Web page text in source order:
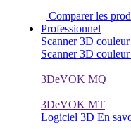
Comparer les
Professionnel
Scanner 3D couleur
Scanner 3D couleur
3DeVOK MQ
3DeVOK MT
Logiciel 3D En